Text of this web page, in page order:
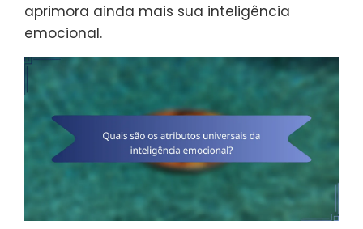
aprimora ainda mais sua inteligência
emocional.